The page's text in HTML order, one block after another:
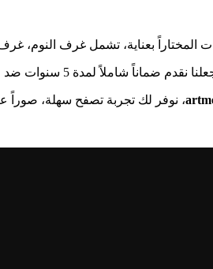
المختاراً بعناية، تشمل غرف النوم،
5 سنوات ضد عيوب التصنيع، لنمنحك راحة بال تامة.
، نوفر لك تجربة تصفح سهلة، صوراً